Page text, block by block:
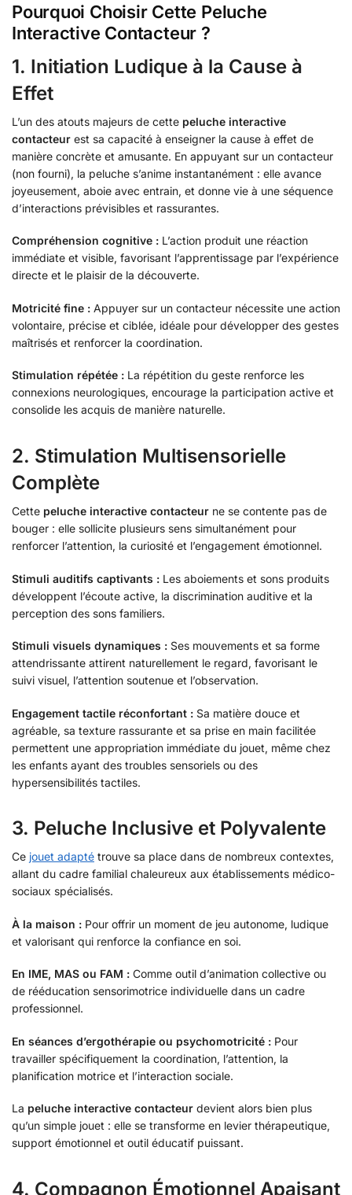
Pourquoi Choisir Cette Peluche
Interactive Contacteur ?
1. Initiation Ludique à la Cause à
Effet
L’un des atouts majeurs de cette peluche interactive
contacteur est sa capacité à enseigner la cause à effet de
manière concrète et amusante. En appuyant sur un contacteur
(non fourni), la peluche s’anime instantanément : elle avance
joyeusement, aboie avec entrain, et donne vie à une séquence
d’interactions prévisibles et rassurantes.
Compréhension cognitive : L’action produit une réaction
immédiate et visible, favorisant l’apprentissage par l’expérience
directe et le plaisir de la découverte.
Motricité fine : Appuyer sur un contacteur nécessite une action
volontaire, précise et ciblée, idéale pour développer des gestes
maîtrisés et renforcer la coordination.
Stimulation répétée : La répétition du geste renforce les
connexions neurologiques, encourage la participation active et
consolide les acquis de manière naturelle.
2. Stimulation Multisensorielle
Complète
Cette peluche interactive contacteur ne se contente pas de
bouger : elle sollicite plusieurs sens simultanément pour
renforcer l’attention, la curiosité et l’engagement émotionnel.
Stimuli auditifs captivants : Les aboiements et sons produits
développent l’écoute active, la discrimination auditive et la
perception des sons familiers.
Stimuli visuels dynamiques : Ses mouvements et sa forme
attendrissante attirent naturellement le regard, favorisant le
suivi visuel, l’attention soutenue et l’observation.
Engagement tactile réconfortant : Sa matière douce et
agréable, sa texture rassurante et sa prise en main facilitée
permettent une appropriation immédiate du jouet, même chez
les enfants ayant des troubles sensoriels ou des
hypersensibilités tactiles.
3. Peluche Inclusive et Polyvalente
Ce jouet adapté trouve sa place dans de nombreux contextes,
allant du cadre familial chaleureux aux établissements médico-
sociaux spécialisés.
À la maison : Pour offrir un moment de jeu autonome, ludique
et valorisant qui renforce la confiance en soi.
En IME, MAS ou FAM : Comme outil d’animation collective ou
de rééducation sensorimotrice individuelle dans un cadre
professionnel.
En séances d’ergothérapie ou psychomotricité : Pour
travailler spécifiquement la coordination, l’attention, la
planification motrice et l’interaction sociale.
La peluche interactive contacteur devient alors bien plus
qu’un simple jouet : elle se transforme en levier thérapeutique,
support émotionnel et outil éducatif puissant.
4. Compagnon Émotionnel Apaisant